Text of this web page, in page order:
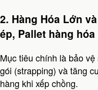
2. Hàng Hóa Lớn
ép, Pallet hàng
Mục tiêu chính là bảo
gói (strapping) và tăng
hàng khi xếp chồng.